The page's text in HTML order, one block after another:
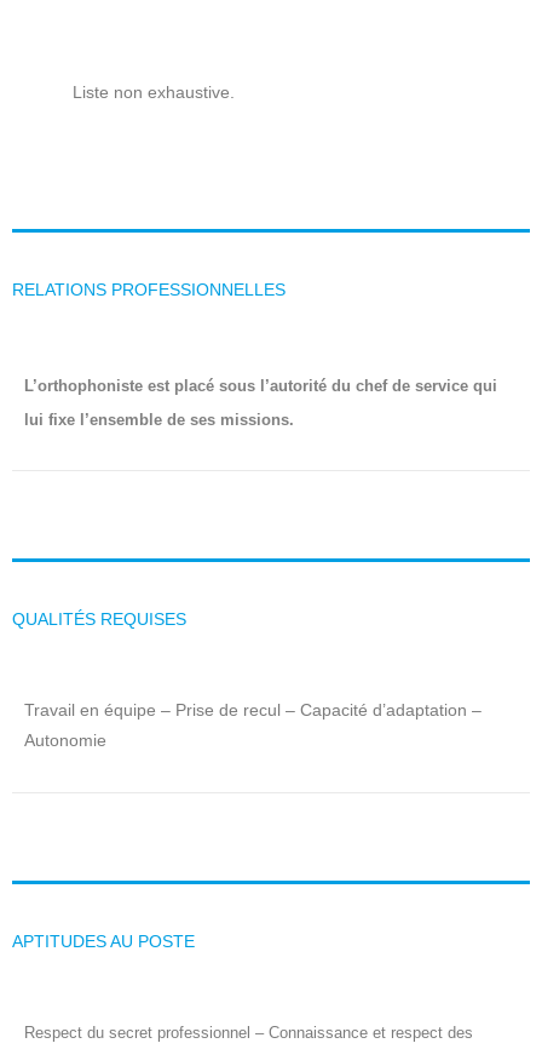
Liste non exhaustive.
RELATIONS PROFESSIONNELLES
L’orthophoniste est placé sous l’autorité du chef de service qui
lui fixe l’ensemble de ses missions.
QUALITÉS REQUISES
Travail en équipe – Prise de recul – Capacité d’adaptation –
Autonomie
APTITUDES AU POSTE
Respect du secret professionnel – Connaissance et respect des